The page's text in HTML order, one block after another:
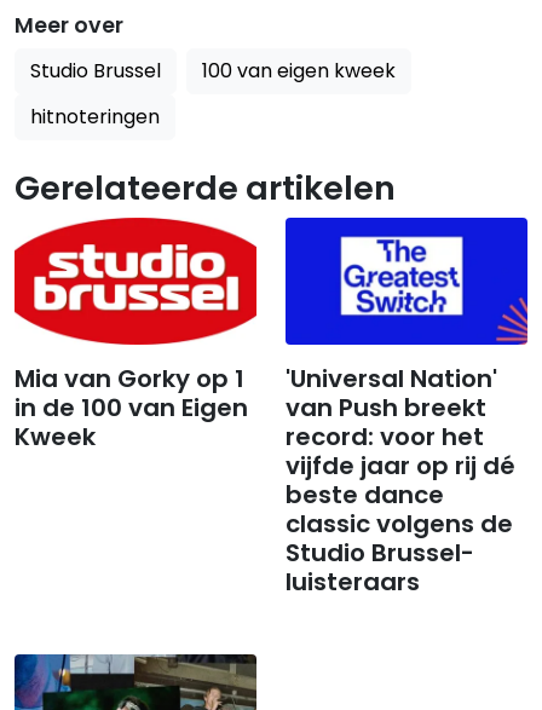
Meer over
Studio Brussel
100 van eigen kweek
hitnoteringen
Gerelateerde artikelen
Mia van Gorky op 1
in de 100 van Eigen
Kweek
'Universal Nation'
van Push breekt
record: voor het
vijfde jaar op rij dé
beste dance
classic volgens de
Studio Brussel-
luisteraars